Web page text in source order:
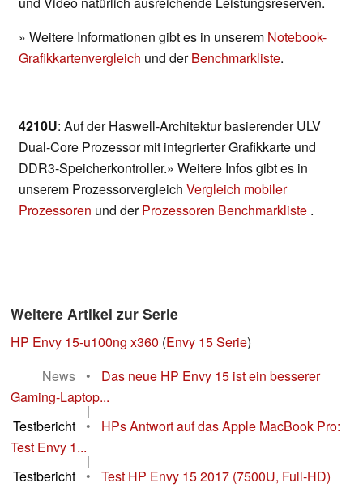
» Weitere Informationen gibt es in unserem Notebook-
Grafikkartenvergleich und derBenchmarkliste.
4210U: Auf der Haswell-Architektur basierender ULV
Dual-Core Prozessor mit integrierter Grafikkarte und
DDR3-Speicherkontroller.» Weitere Infos gibt es in
unserem Prozessorvergleich Vergleich mobiler
Prozessoren und derProzessoren Benchmarkliste .
Weitere Artikel zur Serie
HP Envy 15-u100ng x360 (Envy 15 Serie)
News
•
Das neue HP Envy 15 ist ein besserer
Gaming-Laptop...
|
Testbericht
•
HPs Antwort auf das Apple MacBook Pro:
Test Envy 1...
|
Testbericht
•
Test HP Envy 15 2017 (7500U, Full-HD)